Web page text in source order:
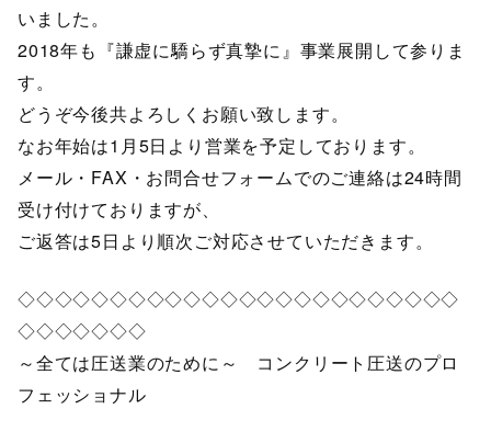
いました。
2018年も『謙虚に驕らず真摯に』事業展開して参りま
す。
どうぞ今後共よろしくお願い致します。
なお年始は1月5日より営業を予定しております。
メール・FAX・お問合せフォームでのご連絡は24時間
受け付けておりますが、
ご返答は5日より順次ご対応させていただきます。
◇◇◇◇◇◇◇◇◇◇◇◇◇◇◇◇◇◇◇◇◇◇◇◇
◇◇◇◇◇◇◇
～全ては圧送業のために～ コンクリート圧送のプロ
フェッショナル